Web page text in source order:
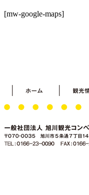
[mw-google-maps]